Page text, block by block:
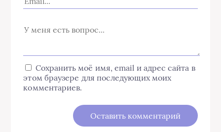
Сохранить моё имя, email и адрес сайта в
этом браузере для последующих моих
комментариев.